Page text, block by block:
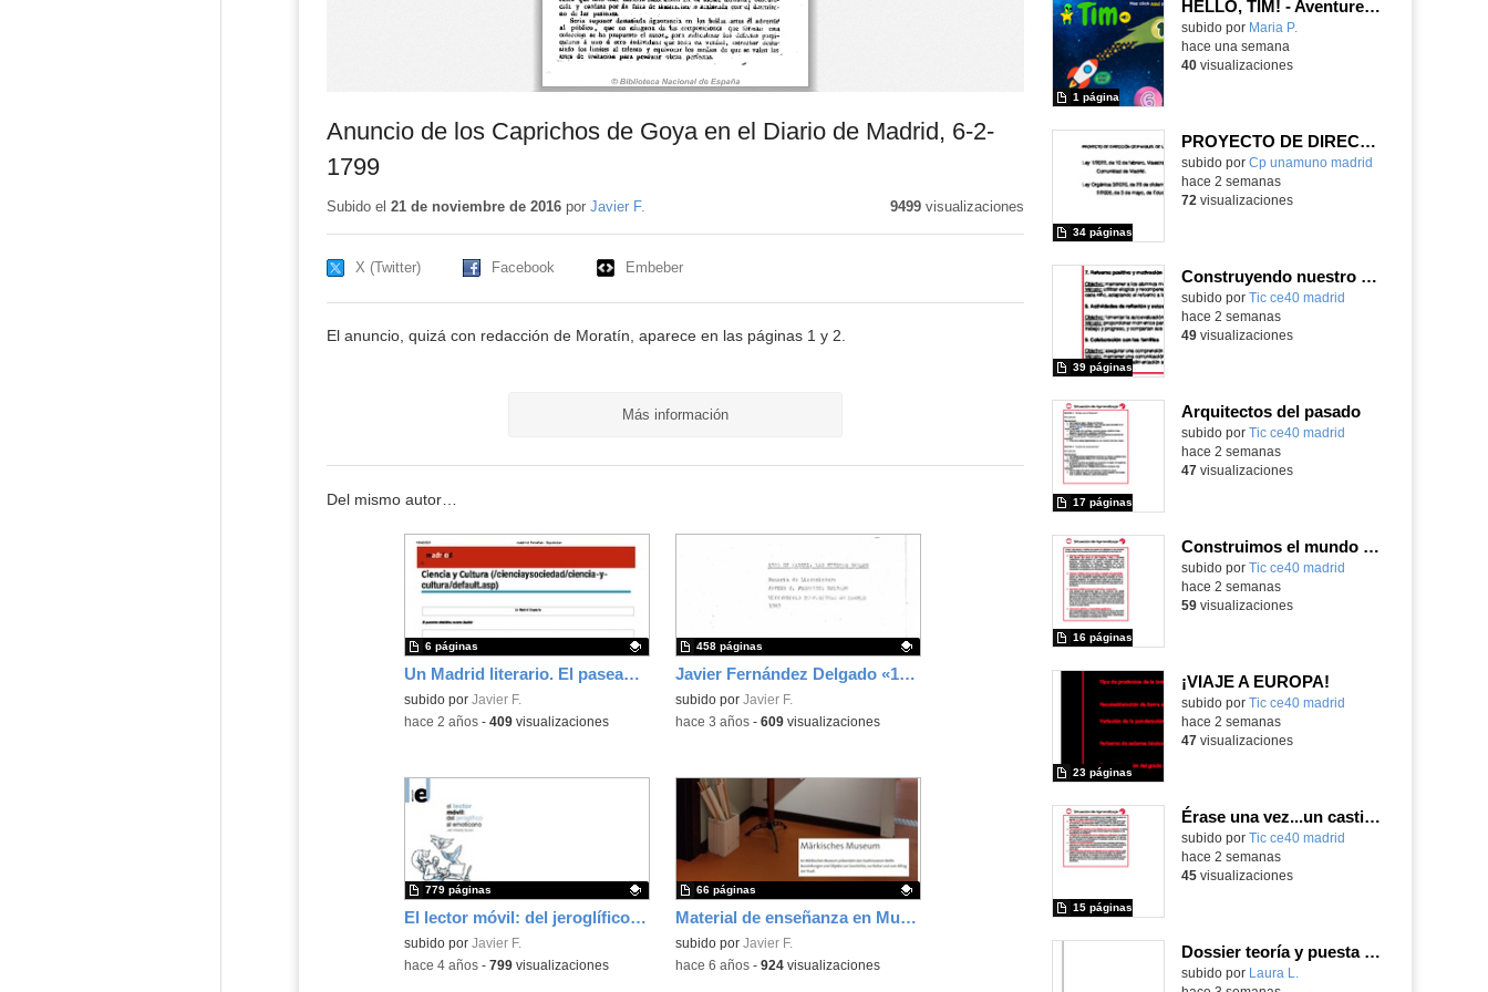
Anuncio de los Caprichos de Goya en el Diario de Madrid, 6-2-
1799
Subido el 21 de noviembre de 2016por Javier F. 9499visualizaciones
X (Twitter) Facebook Embeber
El anuncio, quizá con redacción de Moratín, aparece en las páginas 1 y 2.
Más información
Del mismo autor…
Un Madrid literario. El paseante simbólico recorre Madrid
Contenido educativo.
subido por Javier F.
6 páginas
-hace 2 años- 409visualizaciones
Javier Fernández Delgado «1789 en Madrid: Las Fiestas Reales»
Contenido educativo.
subido por Javier F.
458 páginas
-hace 3 años- 609visualizaciones
El lector móvil: del jeroglífico al emoticono (2020)
Contenido educativo.
subido por Javier F.
779 páginas
-hace 4 años- 799visualizaciones
Material de enseñanza en Museo de la ciudad de Berlín (2020 HFC, 232 MB)
Contenido educativo.
subido por Javier F.
66 páginas
-hace 6 años- 924visualizaciones
HELLO, TIM! - Aventureros digitales
Contenido educativo.
subido por Maria P.
1 página
hace una semana
40visualizaciones
PROYECTO DE DIRECCIÓN
Contenido educativo.
subido por Cp unamuno madrid
34 páginas
hace 2 semanas
72 visualizaciones
Construyendo nuestro parque de atracciones
subido por Tic ce40 madrid
39 páginas
hace 2 semanas
49visualizaciones
Arquitectos del pasado
subido por Tic ce40 madrid
17 páginas
hace 2 semanas
47visualizaciones
Construimos el mundo con LEGO
subido por Tic ce40 madrid
16 páginas
hace 2 semanas
59visualizaciones
¡VIAJE A EUROPA!
subido por Tic ce40 madrid
23 páginas
hace 2 semanas
47visualizaciones
Érase una vez...un castillo medieval
subido por Tic ce40 madrid
15 páginas
hace 2 semanas
45visualizaciones
Dossier teoría y puesta en práctica Äprendizaje Basado en Juegos en Educación Infantil y Primaria
Contenido educativo.
subido por Laura L.